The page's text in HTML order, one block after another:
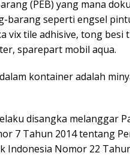
(PEB) yang mana
barang seperti engsel
vix tile adhisive, tong
sparepart mobil aqua.
kontainer adalah
disangka melanggar
7 Tahun 2014 tentang
Indonesia Nomor 22